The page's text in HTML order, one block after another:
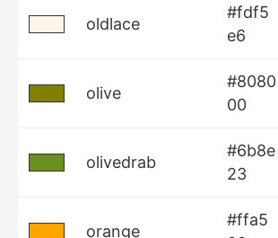
oldlace
#fdf5
e6
olive
#8080
00
olivedrab
#6b8e
23
orange
#ffa5